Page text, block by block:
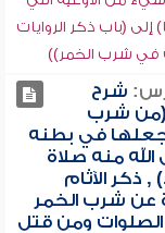
إلى (باب ذكر الروايات
في شرب الخمر))
شرح
شرب
في بطنه
منه صلاة
ذكر الآثام
عن شرب الخمر
ومن قتل